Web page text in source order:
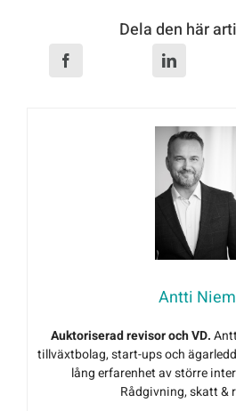
Dela den här
Antti
Auktoriserad revisor och VD.
tillväxtbolag, start-ups och
lång erfarenhet av större
Rådgivning, skatt &